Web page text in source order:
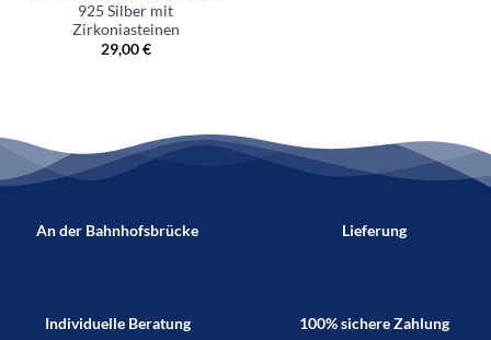
925 Silber mit
Zirkoniasteinen
29,00€
An der Bahnhofsbrücke Lieferung
Individuelle Beratung 100% sichere Zahlung